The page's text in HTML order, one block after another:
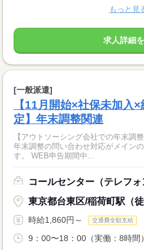
もっと見
求人詳細
[一般派遣]
【11月開始×社保未加入
定】年末調整関連
【アウトソーシング会社での年末調
年末調整の問い合わせ対応がメイン
す。 WEB申告期間中...
コールセンター（テレフォ
東京都台東区/稲荷町駅（徒
時給1,860円～ 交通費全額支給
9：00〜18：00（実働：8時間